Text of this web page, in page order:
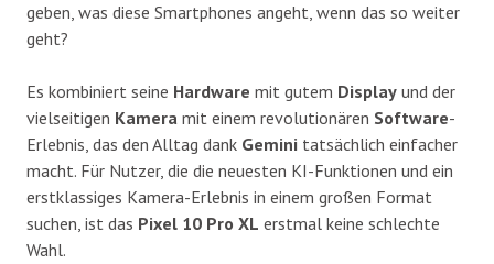
geben, was diese Smartphones angeht, wenn das so weiter
geht?
Es kombiniert seine Hardware mit gutem Display und der
vielseitigen Kamera mit einem revolutionären Software-
Erlebnis, das den Alltag dank Gemini tatsächlich einfacher
macht. Für Nutzer, die die neuesten KI-Funktionen und ein
erstklassiges Kamera-Erlebnis in einem großen Format
suchen, ist das Pixel 10 Pro XL erstmal keine schlechte
Wahl.